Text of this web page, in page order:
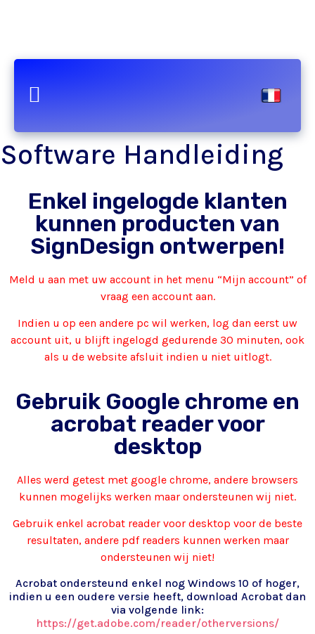
Software Handleiding
Enkel ingelogde klanten
kunnen producten van
SignDesign ontwerpen!
Meld u aan met uw account in het menu “Mijn account” of
vraag een account aan.
Indien u op een andere pc wil werken, log dan eerst uw
account uit, u blijft ingelogd gedurende 30 minuten, ook
als u de website afsluit indien u niet uitlogt.
Gebruik Google chrome en
acrobat reader voor
desktop
Alles werd getest met google chrome, andere browsers
kunnen mogelijks werken maar ondersteunen wij niet.
Gebruik enkel acrobat reader voor desktop voor de beste
resultaten, andere pdf readers kunnen werken maar
ondersteunen wij niet!
Acrobat ondersteund enkel nog Windows 10 of hoger,
indien u een oudere versie heeft, download Acrobat dan
via volgende link:
https://get.adobe.com/reader/otherversions/